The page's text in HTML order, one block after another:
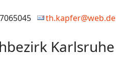
th.kapfer@web.de
Karlsruhe